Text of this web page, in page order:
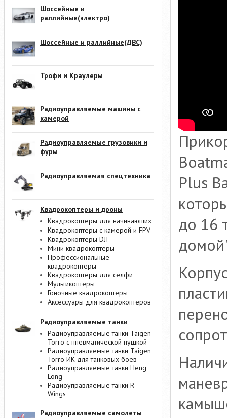
Шоссейные и
раллийные(электро)
Шоссейные и раллийные(ДВС)
Трофи и Краулеры
Радиоуправляемые машины с
камерой
Радиоуправляемые грузовики и
фуры
Радиоуправляемая спецтехника
Квадрокоптеры и дроны
Квадрокоптеры для начинающих
Квадрокоптеры с камерой и FPV
Квадрокоптеры DJI
Мини квадрокоптеры
Профессиональные
квадрокоптеры
Квадрокоптеры для селфи
Мультикоптеры
Гоночные квадрокоптеры
Аксессуары для квадрокоптеров
Радиоуправляемые танки
Радиоуправляемые танки Taigen
Torro с пневматической пушкой
Радиоуправляемые танки Taigen
Torro ИК для танковых боев
Радиоуправляемые танки Heng
Long
Радиоуправляемые танки R-
Wings
Радиоуправляемые самолеты
Plus
до 16